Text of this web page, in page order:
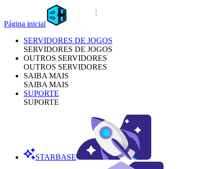
Página inicial
SERVIDORES DE JOGOS
SERVIDORES DE JOGOS
OUTROS SERVIDORES
OUTROS SERVIDORES
SAIBA MAIS
SAIBA MAIS
SUPORTE
SUPORTE
STARBASE